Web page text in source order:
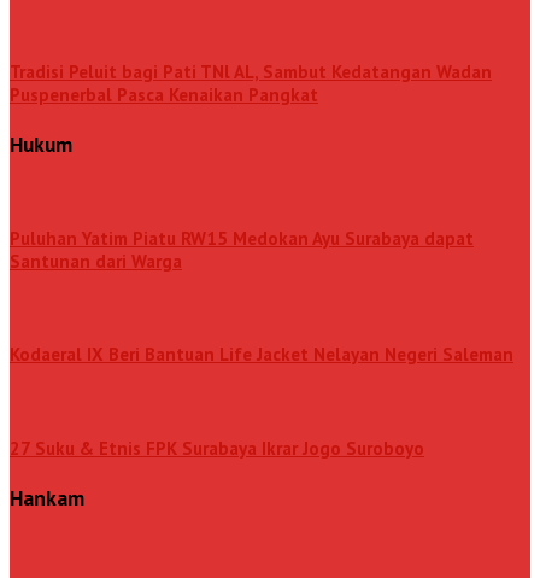
Tradisi Peluit bagi Pati TNl AL, Sambut Kedatangan Wadan
Puspenerbal Pasca Kenaikan Pangkat
Hukum
Puluhan Yatim Piatu RW15 Medokan Ayu Surabaya dapat
Santunan dari Warga
Kodaeral IX Beri Bantuan Life Jacket Nelayan Negeri Saleman
27 Suku & Etnis FPK Surabaya Ikrar Jogo Suroboyo
Hankam